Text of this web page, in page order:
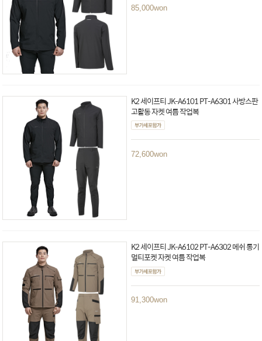
85,000won
K2 세이프티 JK-A6101 PT-A6301 사방스판
고활동 자켓 여름 작업복
72,600won
K2 세이프티 JK-A6102 PT-A6302 메쉬 통기
멀티포켓 자켓 여름 작업복
91,300won